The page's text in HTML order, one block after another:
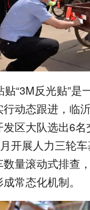
“3M反光贴”是
动态跟进，临
区大队选出6
开展人力三轮
量滚动式排查
常态化机制。